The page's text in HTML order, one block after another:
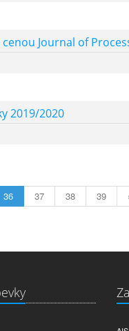
Journal of
2019/2020
36 37 38 39 ›